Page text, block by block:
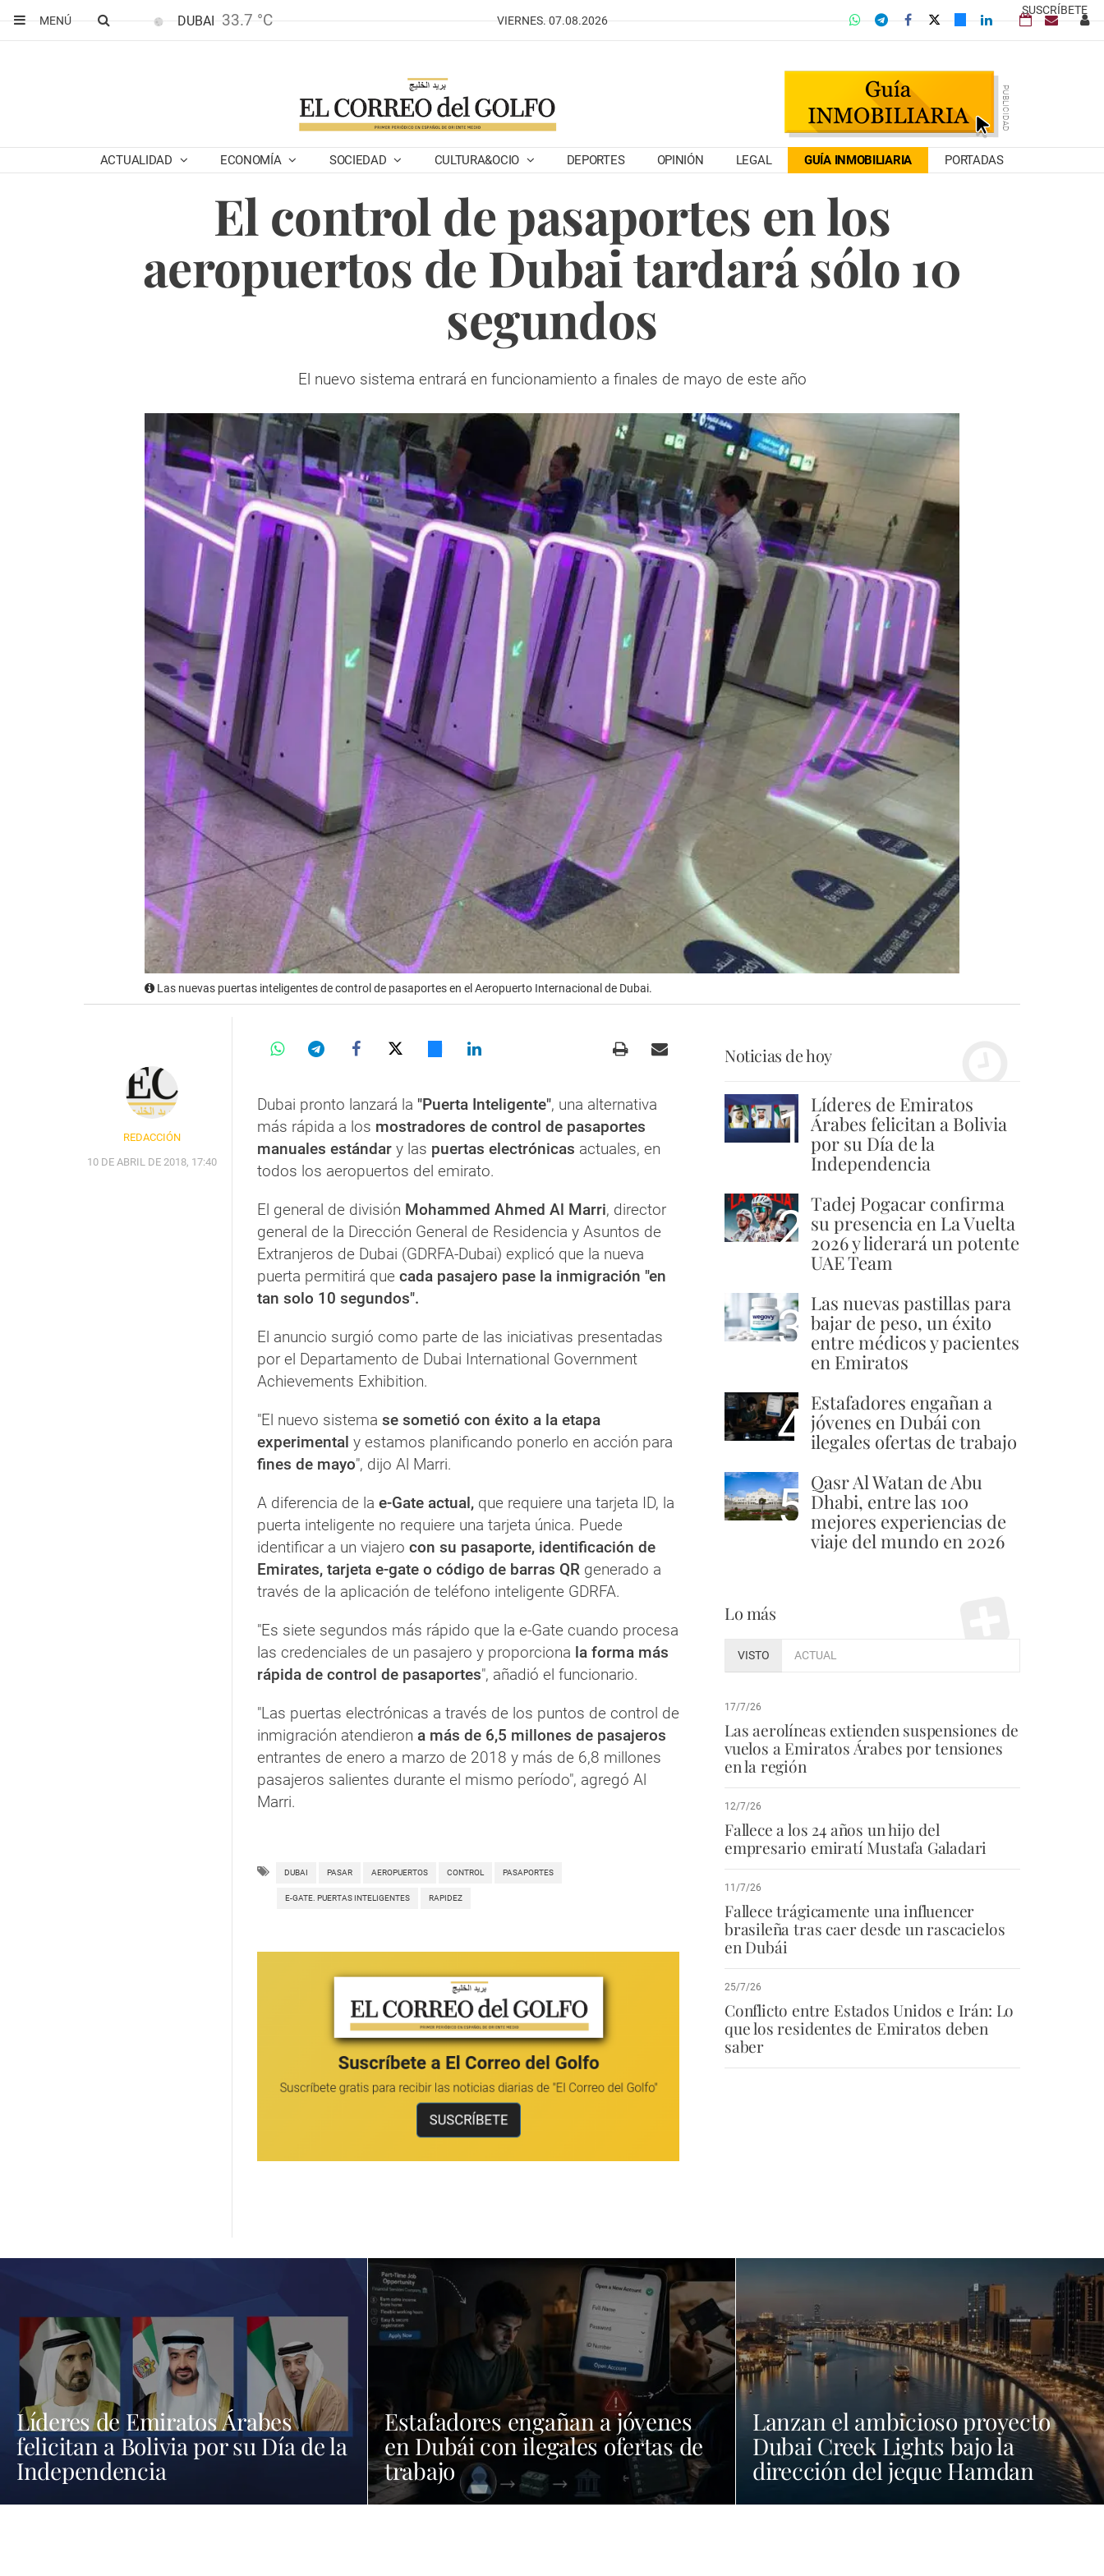
SUSCRÍBETE
MENÚ
DUBAI 33.7 °C VIERNES. 07.08.2026
ACTUALIDAD ECONOMÍA SOCIEDAD CULTURA&OCIO DEPORTES OPINIÓN LEGAL GUÍA INMOBILIARIA PORTADAS
El control de pasaportes en los
aeropuertos de Dubai tardará sólo 10
segundos
El nuevo sistema entrará en funcionamiento a finales de mayo de este año
Las nuevas puertas inteligentes de control de pasaportes en el Aeropuerto Internacional de Dubai.
REDACCIÓN
10 DE ABRIL DE 2018, 17:40
Dubai pronto lanzará la "Puerta Inteligente", una alternativa
más rápida a los mostradores de control de pasaportes
manuales estándar y las puertas electrónicas actuales, en
todos los aeropuertos del emirato.
El general de división Mohammed Ahmed Al Marri, director
general de la Dirección General de Residencia y Asuntos de
Extranjeros de Dubai (GDRFA-Dubai) explicó que la nueva
puerta permitirá que cada pasajero pase la inmigración "en
tan solo 10 segundos".
El anuncio surgió como parte de las iniciativas presentadas
por el Departamento de Dubai International Government
Achievements Exhibition.
"El nuevo sistema se sometió con éxito a la etapa
experimental y estamos planificando ponerlo en acción para
fines de mayo", dijo Al Marri.
A diferencia de la e-Gate actual, que requiere una tarjeta ID, la
puerta inteligente no requiere una tarjeta única. Puede
identificar a un viajero con su pasaporte, identificación de
Emirates, tarjeta e-gate o código de barras QR generado a
través de la aplicación de teléfono inteligente GDRFA.
"Es siete segundos más rápido que la e-Gate cuando procesa
las credenciales de un pasajero y proporciona la forma más
rápida de control de pasaportes", añadió el funcionario.
"Las puertas electrónicas a través de los puntos de control de
inmigración atendieron a más de 6,5 millones de pasajeros
entrantes de enero a marzo de 2018 y más de 6,8 millones
pasajeros salientes durante el mismo período", agregó Al
Marri.
DUBAI PASAR AEROPUERTOS CONTROL PASAPORTES
E-GATE. PUERTAS INTELIGENTES RAPIDEZ
Noticias de hoy
1 Líderes de Emiratos
Árabes felicitan a Bolivia
por su Día de la
Independencia
2 Tadej Pogacar confirma
su presencia en La Vuelta
2026 y liderará un potente
UAE Team
3 Las nuevas pastillas para
bajar de peso, un éxito
entre médicos y pacientes
en Emiratos
4 Estafadores engañan a
jóvenes en Dubái con
ilegales ofertas de trabajo
5 Qasr Al Watan de Abu
Dhabi, entre las 100
mejores experiencias de
viaje del mundo en 2026
Lo más
VISTO ACTUAL
17/7/26
Las aerolíneas extienden suspensiones de
vuelos a Emiratos Árabes por tensiones
en la región
12/7/26
Fallece a los 24 años un hijo del
empresario emiratí Mustafa Galadari
11/7/26
Fallece trágicamente una influencer
brasileña tras caer desde un rascacielos
en Dubái
25/7/26
Conflicto entre Estados Unidos e Irán: Lo
que los residentes de Emiratos deben
saber
Líderes de Emiratos Árabes
felicitan a Bolivia por su Día de la
Independencia
Estafadores engañan a jóvenes
en Dubái con ilegales ofertas de
trabajo
Lanzan el ambicioso proyecto
Dubai Creek Lights bajo la
dirección del jeque Hamdan